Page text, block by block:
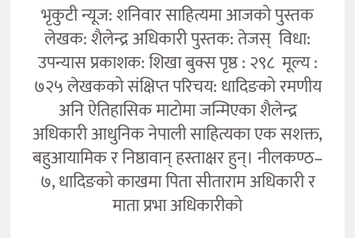
भृकुटी न्यूज: शनिवार साहित्यमा आजको पुस्तक
लेखक: शैलेन्द्र अधिकारी पुस्तक: तेजस् विधा:
उपन्यास प्रकाशक: शिखा बुक्स पृष्ठ : २९८ मूल्य :
७२५ लेखकको संक्षिप्त परिचय: धादिङको रमणीय
अनि ऐतिहासिक माटोमा जन्मिएका शैलेन्द्र
अधिकारी आधुनिक नेपाली साहित्यका एक सशक्त,
बहुआयामिक र निष्ठावान् हस्ताक्षर हुन्। नीलकण्ठ–
७, धादिङको काखमा पिता सीताराम अधिकारी र
माता प्रभा अधिकारीको